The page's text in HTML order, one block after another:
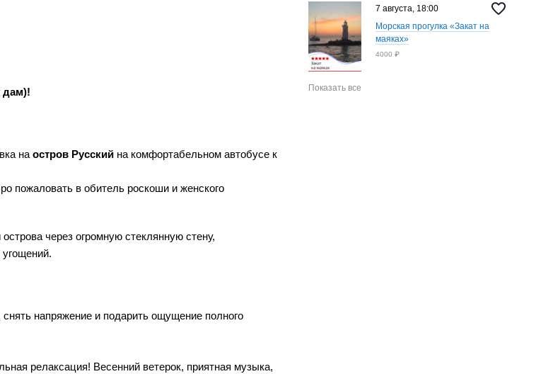
дам)!
на остров Русский на комфортабельном автобусе к
пожаловать в обитель роскоши и женского
через огромную стеклянную стену,
снять напряжение и подарить ощущение полного
релаксация! Весенний ветерок, приятная музыка,
7 августа, 18:00
Морская прогулка «Закат на
маяках»
4000 ₽
Показать все